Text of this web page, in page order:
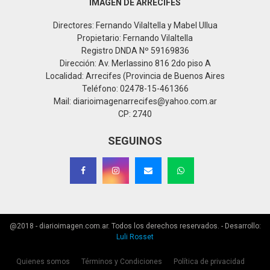
IMAGEN DE ARRECIFES
Directores: Fernando Vilaltella y Mabel Ullua
Propietario: Fernando Vilaltella
Registro DNDA Nº 59169836
Dirección: Av. Merlassino 816 2do piso A
Localidad: Arrecifes (Provincia de Buenos Aires
Teléfono: 02478-15-461366
Mail: diarioimagenarrecifes@yahoo.com.ar
CP: 2740
SEGUINOS
@2018 - diarioimagen.com.ar. Todos los derechos reservados. - Desarrollo:
Luli Rosset
Quienes somos Términos y Condiciones Política de privacidad